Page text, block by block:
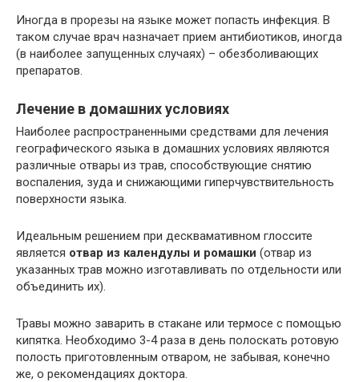
Иногда в прорезы на языке может попасть инфекция. В
таком случае врач назначает прием антибиотиков, иногда
(в наиболее запущенных случаях) – обезболивающих
препаратов.
Лечение в домашних условиях
Наиболее распространенными средствами для лечения
географического языка в домашних условиях являются
различные отвары из трав, способствующие снятию
воспаления, зуда и снижающими гиперчувствительность
поверхности языка.
Идеальным решением при десквамативном глоссите
является отвар из календулы и ромашки (отвар из
указанных трав можно изготавливать по отдельности или
объединить их).
Травы можно заварить в стакане или термосе с помощью
кипятка. Необходимо 3-4 раза в день полоскать ротовую
полость приготовленным отваром, не забывая, конечно
же, о рекомендациях доктора.